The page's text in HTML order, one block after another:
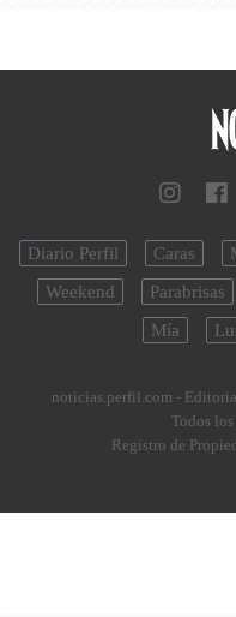
Diario Perfil Caras
Weekend
Parabrisas
Mía
noticias.perfil.com -
Todos los
Registro de